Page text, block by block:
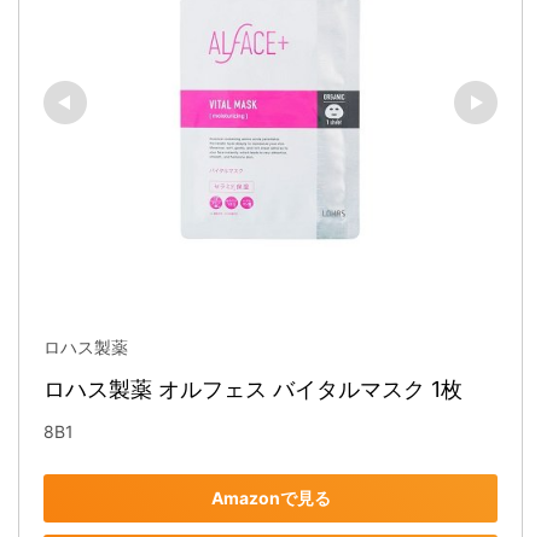
ロハス製薬
ロハス製薬 オルフェス バイタルマスク 1枚
8B1
Amazonで見る